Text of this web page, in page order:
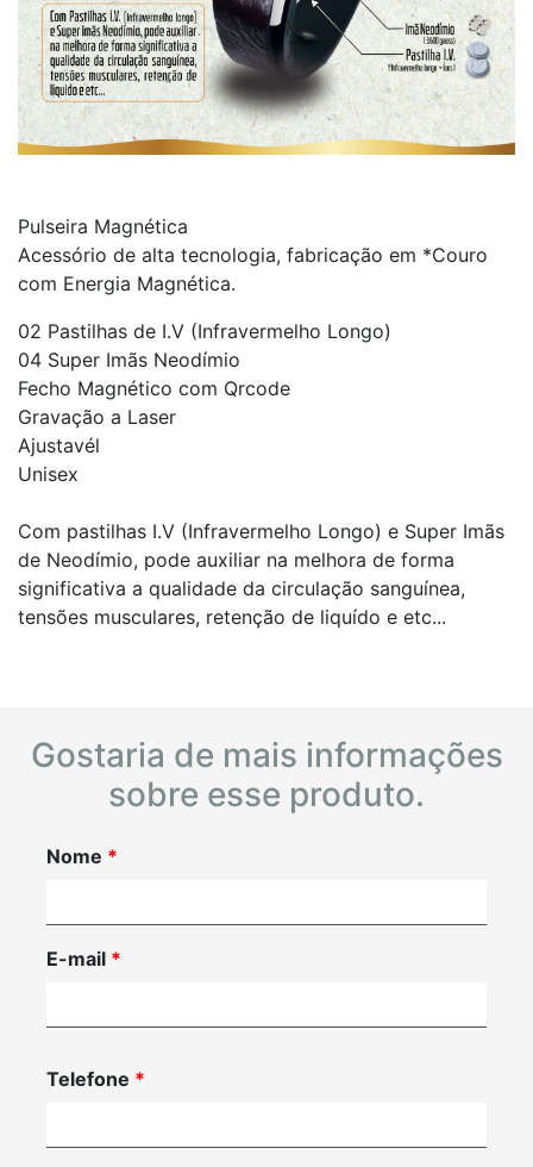
Pulseira Magnética
Acessório de alta tecnologia, fabricação em *Couro
com Energia Magnética.
02 Pastilhas de I.V (Infravermelho Longo)
04 Super Imãs Neodímio
Fecho Magnético com Qrcode
Gravação a Laser
Ajustavél
Unisex
Com pastilhas I.V (Infravermelho Longo) e Super Imãs
de Neodímio, pode auxiliar na melhora de forma
significativa a qualidade da circulação sanguínea,
tensões musculares, retenção de liquído e etc...
Gostaria de mais informações
sobre esse produto.
Nome *
E-mail *
Telefone *